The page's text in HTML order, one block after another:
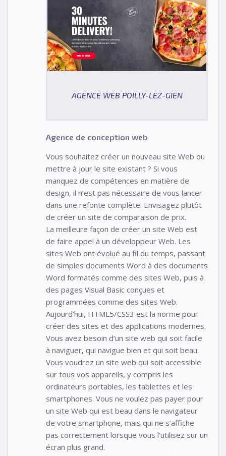
AGENCE WEB POILLY-LEZ-GIEN
Agence de conception web
Vous souhaitez créer un nouveau site Web ou
mettre à jour le site existant ? Si vous
manquez de compétences en matière de
design, il n’est pas nécessaire de vous lancer
dans une refonte complète. Envisagez plutôt
de créer un site de comparaison de prix.
La meilleure façon de créer un site Web est
de faire appel à un développeur Web. Les
sites Web ont évolué au fil du temps, passant
de simples documents Word à des documents
Word formatés comme des sites Web, puis à
des pages Visual Basic conçues et
programmées comme des sites Web.
Aujourd’hui, HTML5/CSS3 est la norme pour
créer des sites et des applications modernes.
Vous avez besoin d’un site web qui soit facile
à naviguer, qui navigue bien et qui soit beau.
Vous voudrez un site web qui soit accessible
sur tous vos appareils, y compris les
ordinateurs portables, les tablettes et les
smartphones. Vous ne voulez pas payer pour
un site Web qui est beau dans le navigateur
de votre smartphone, mais qui ne s’affiche
pas correctement lorsque vous l’utilisez sur un
écran plus grand.